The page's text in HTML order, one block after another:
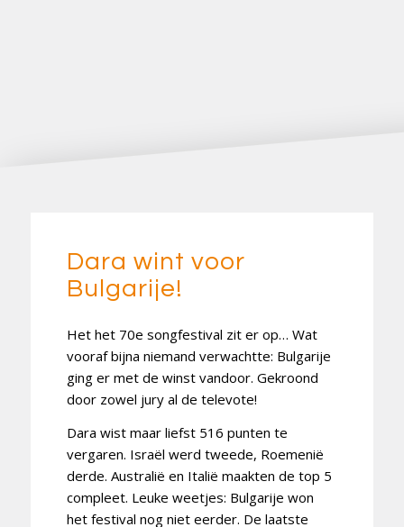
Dara wint voor
Bulgarije!
Het het 70e songfestival zit er op… Wat
vooraf bijna niemand verwachtte: Bulgarije
ging er met de winst vandoor. Gekroond
door zowel jury al de televote!
Dara wist maar liefst 516 punten te
vergaren. Israël werd tweede, Roemenië
derde. Australië en Italië maakten de top 5
compleet. Leuke weetjes: Bulgarije won
het festival nog niet eerder. De laatste